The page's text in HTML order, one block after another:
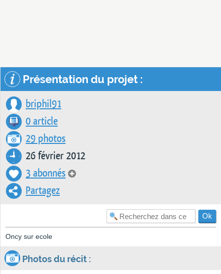
Présentation du projet :
briphil91
0 article
29 photos
26 février 2012
3 abonnés
Partagez
Oncy sur ecole
Photos du récit :